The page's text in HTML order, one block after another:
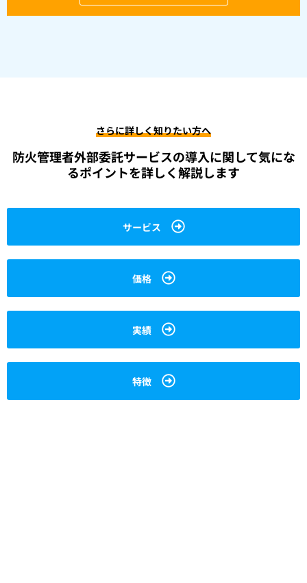
さらに詳しく知りたい方へ
防火管理者外部委託サービスの導入に関して気にな
るポイントを詳しく解説します
サービス
価格
実績
特徴